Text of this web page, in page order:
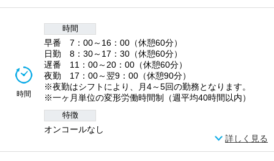
時間
時間
早番 7：00～16：00（休憩60分）
日勤 8：30～17：30（休憩60分）
遅番 11：00～20：00（休憩60分）
夜勤 17：00～翌9：00（休憩90分）
※夜勤はシフトにより、月4～5回の勤務となります。
※一ヶ月単位の変形労働時間制（週平均40時間以内）
特徴
オンコールなし
詳しく見る